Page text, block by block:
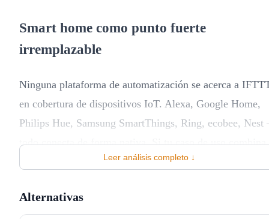
Smart home como punto fuerte
irremplazable
Ninguna plataforma de automatización se acerca a
en cobertura de dispositivos IoT. Alexa, Google Home,
Philips Hue, Samsung SmartThings, Ring, ecobee,
todo conecta de forma nativa. Si tu caso de uso combina
smart home con servicios web (encender la calefacción
la única opción realista sin escribir código.
Leer análisis completo ↓
Alternativas